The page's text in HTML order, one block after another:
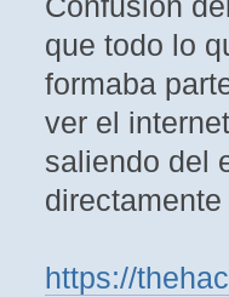
Confusión
que todo lo
formaba
ver el
saliendo del
https://